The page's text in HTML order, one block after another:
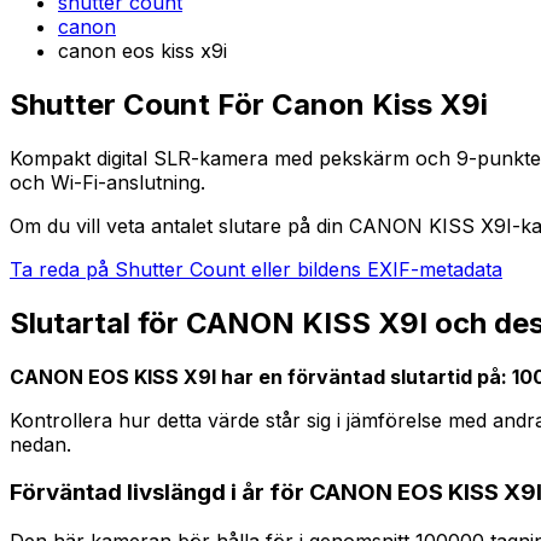
canon
canon eos kiss x9i
Shutter Count För Canon Kiss X9i
Kompakt digital SLR-kamera med pekskärm och 9-
och Wi-Fi-anslutning.
Om du vill veta antalet slutare på din CANON KISS X9I-
Ta reda på Shutter Count eller bildens EXIF-metadata
Slutartal för CANON KISS X9I och
CANON EOS KISS X9I har en förväntad slutartid på:
Kontrollera hur detta värde står sig i jämförelse med
nedan.
Förväntad livslängd i år för CANON EOS KISS X9I